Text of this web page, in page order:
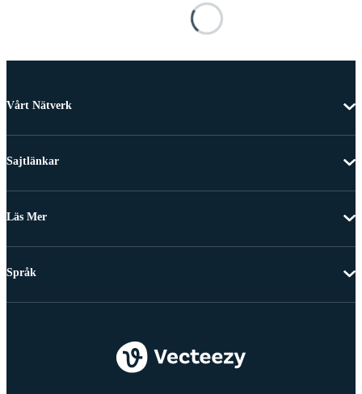
Vårt Nätverk
Sajtlänkar
Läs Mer
Språk